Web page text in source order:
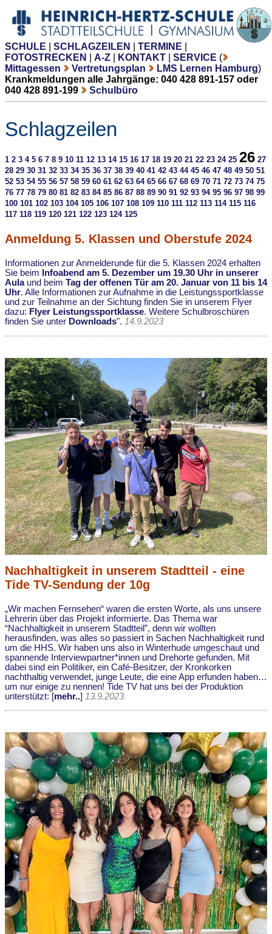
SCHULE SCHLAGZEILEN TERMINE
FOTOSTRECKEN
A-Z KONTAKT SERVICE (
Mittagessen
Vertretungsplan LMS Lernen Hamburg)
Krankmeldungen alle Jahrgänge: 040 428 891-157 oder
040 428 891-199
Schulbüro
Schlagzeilen
1 2 3 4 5 6 7 8 9 10 11 12 13 14 15 16 17 18 19 20 21 22 23 24 25 26 27
28 29 30 31 32 33 34 35 36 37 38 39 40 41 42 43 44 45 46 47 48 49 50 51
52 53 54 55 56 57 58 59 60 61 62 63 64 65 66 67 68 69 70 71 72 73 74 75
76 77 78 79 80 81 82 83 84 85 86 87 88 89 90 91 92 93 94 95 96 97 98 99
100 101 102 103 104 105 106 107 108 109 110 111 112 113 114 115 116
117 118 119 120 121 122 123 124 125
Anmeldung 5. Klassen und Oberstufe 2024
Informationen zur Anmelderunde für die 5. Klassen 2024 erhalten
Sie beim
Infoabend am 5. Dezember um 19.30 Uhr in unserer
Aulaund beim Tag der offenen Tür am 20. Januar von 11 bis 14
Uhr. Alle Informationen zur Aufnahme in die Leistungssportklasse
und zur Teilnahme an der Sichtung finden Sie in unserem Flyer
dazu: Flyer Leistungssportklasse. Weitere Schulbroschüren
finden Sie unter Downloads". 14.9.2023
Nachhaltigkeit in unserem Stadtteil - eine
Tide TV-Sendung der 10g
„Wir machen Fernsehen“ waren die ersten Worte, als uns unsere
Lehrerin über das Projekt informierte. Das Thema war
“Nachhaltigkeit in unserem Stadtteil”, denn wir wollten
herausfinden, was alles so passiert in Sachen Nachhaltigkeit rund
um die HHS. Wir haben uns also in Winterhude umgeschaut und
spannende Interviewpartner*innen und Drehorte gefunden. Mit
dabei sind ein Politiker, ein Café-Besitzer, der Kronkorken
nachthaltig verwendet, junge Leute, die eine App erfunden haben…
um nur einige zu nennen! Tide TV hat uns bei der Produktion
unterstützt: [mehr..] 13.9.2023